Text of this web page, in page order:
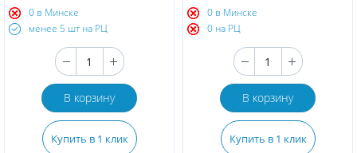
0 в Минске
менее 5 шт на РЦ
В корзину
Купить в 1 клик
0 в Минске
0 на РЦ
В корзину
Купить в 1 клик